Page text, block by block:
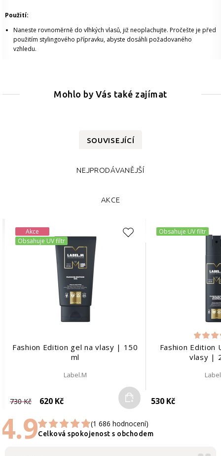
Použití:
Naneste rovnoměrně do vlhkých vlasů, již neoplachujte. Pročešte je před
použitím stylingového přípravku, abyste dosáhli požadovaného
vzhledu.
Mohlo by Vás také zajímat
SOUVISEJÍCÍ
NEJPRODÁVANĚJŠÍ
AKCE
Akce
Obsahuje UV filtr
Fashion Edition gel na vlasy | 150
ml
Label.M
730 Kč 620 Kč Do košíku
Obsahuje UV filtr
Fashion Edition
vlasy |
530 Kč
4.9 (1 686 hodnocení)
Celková spokojenost s obchodem